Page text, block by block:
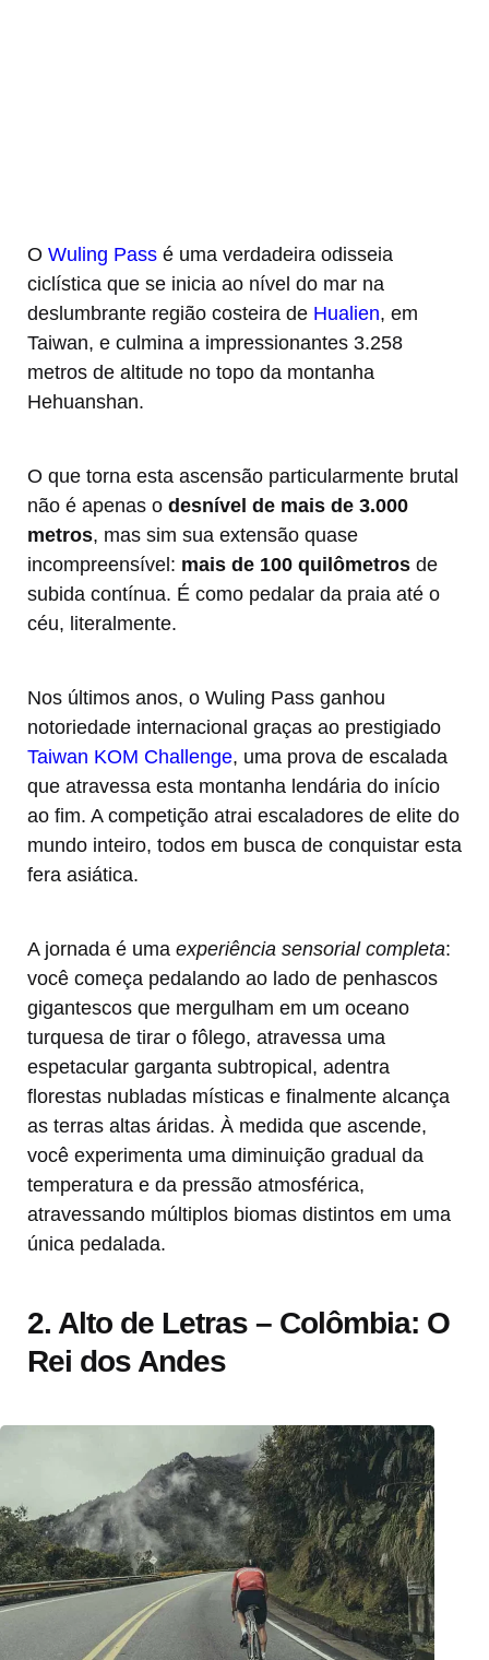
O Wuling Pass é uma verdadeira odisseia
ciclística que se inicia ao nível do mar na
deslumbrante região costeira de Hualien, em
Taiwan, e culmina a impressionantes 3.258
metros de altitude no topo da montanha
Hehuanshan.
O que torna esta ascensão particularmente brutal
não é apenas o desnível de mais de 3.000
metros, mas sim sua extensão quase
incompreensível: mais de 100 quilômetros de
subida contínua. É como pedalar da praia até o
céu, literalmente.
Nos últimos anos, o Wuling Pass ganhou
notoriedade internacional graças ao prestigiado
Taiwan KOM Challenge, uma prova de escalada
que atravessa esta montanha lendária do início
ao fim. A competição atrai escaladores de elite do
mundo inteiro, todos em busca de conquistar esta
fera asiática.
A jornada é uma experiência sensorial completa:
você começa pedalando ao lado de penhascos
gigantescos que mergulham em um oceano
turquesa de tirar o fôlego, atravessa uma
espetacular garganta subtropical, adentra
florestas nubladas místicas e finalmente alcança
as terras altas áridas. À medida que ascende,
você experimenta uma diminuição gradual da
temperatura e da pressão atmosférica,
atravessando múltiplos biomas distintos em uma
única pedalada.
2. Alto de Letras – Colômbia: O
Rei dos Andes